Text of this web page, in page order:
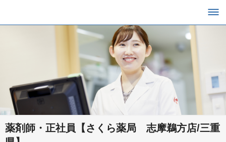
薬剤師・正社員【さくら薬局 志摩鵜方店/三重